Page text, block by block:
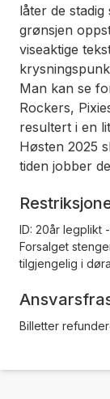
låter de
grønsjen
viseaktige
Man kan se
Rockers,
resultert i en
Høsten 2025
tiden jobber
ID: 20år legplikt
Forsalget
tilgjengelig i
Billetter